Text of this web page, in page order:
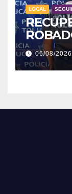
LOCAL
06/08/2026